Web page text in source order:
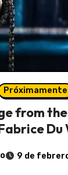
Próximamente
from
Du
9 de